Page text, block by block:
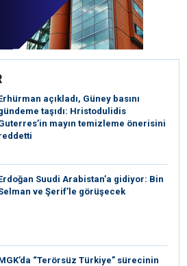
açıkladı, Güney basını
taşıdı: Hristodulidis
mayın temizleme önerisini
Suudi Arabistan’a gidiyor: Bin
ve Şerif’le görüşecek
“Terörsüz Türkiye” sürecinin